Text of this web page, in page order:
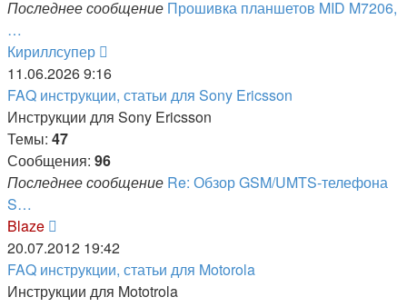
Последнее сообщение Прошивка планшетов MID M7206,
…
Кириллсупер
к
последнему
сообщению
11.06.2026 9:16
FAQ инструкции, статьи для Sony Ericsson
Инструкции для Sony Ericsson
Темы: 47
Сообщения: 96
Последнее сообщение Re: Обзор GSM/UMTS-телефона
S…
Blaze
к
последнему
сообщению
20.07.2012 19:42
FAQ инструкции, статьи для Motorola
Инструкции для Mototrola